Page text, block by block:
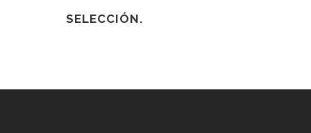
SELECCIÓN.